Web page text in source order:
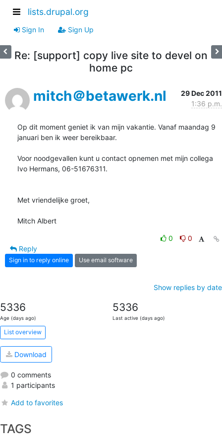
lists.drupal.org
Sign In Sign Up
Re: [support] copy live site to devel on
home pc
mitch＠betawerk.nl
29 Dec 2011
1:36 p.m.
Op dit moment geniet ik van mijn vakantie. Vanaf maandag 9
januari ben ik weer bereikbaar.
Voor noodgevallen kunt u contact opnemen met mijn collega
Ivo Hermans, 06-51676311.
Met vriendelijke groet,
Mitch Albert
0
0
Reply
Sign in to reply online Use email software
Show replies by date
5336
Age (days ago)
5336
Last active (days ago)
List overview
Download
0 comments
1 participants
Add to favorites
TAGS